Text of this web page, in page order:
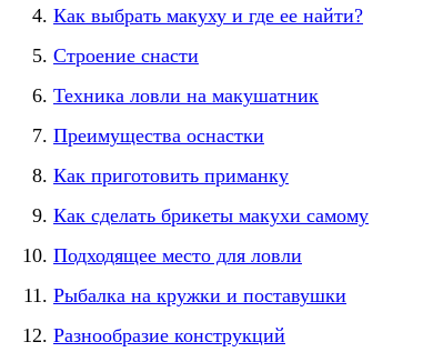
Как выбрать макуху и где ее найти?
Строение снасти
Техника ловли на макушатник
Преимущества оснастки
Как приготовить приманку
Как сделать брикеты макухи самому
Подходящее место для ловли
Рыбалка на кружки и поставушки
Разнообразие конструкций